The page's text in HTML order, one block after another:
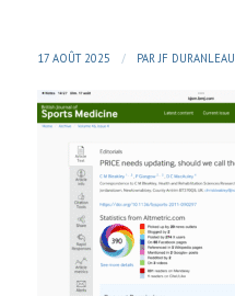
17 AOÛT 2025 / PAR JF DURANLEAU